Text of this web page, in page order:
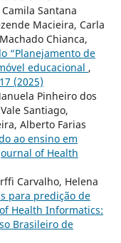
Santana
Macieira, Carla
Chianca,
“Planejamento de
educacional ,
(2025)
Pinheiro dos
Santiago,
Alberto Farias
ao ensino em
of Health
Carvalho, Helena
para predição de
Health Informatics:
Brasileiro de